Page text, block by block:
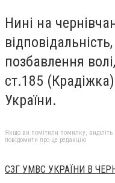
Нині на
позбавлення
ст.185
України.
Якщо ви помітили помилку, виділіть
повідомити про це редакцію
СЗГ УМВС УКРАЇНИ В